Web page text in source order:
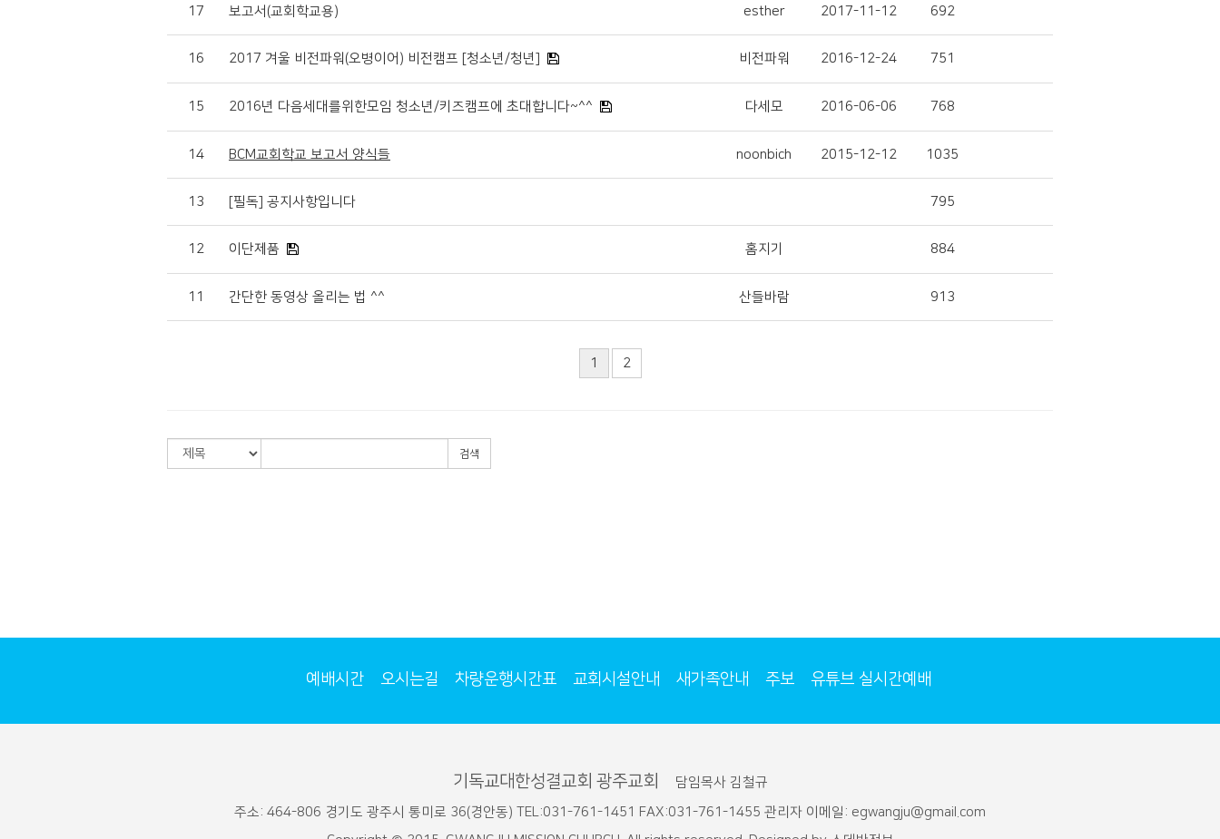
17 보고서(교회학교용) esther 2017-11-12 692
16 2017 겨울 비전파워(오병이어) 비전캠프 [청소년/청년] 비전파워 2016-12-24 751
15 2016년 다음세대를위한모임 청소년/키즈캠프에 초대합니다~^^ 다세모 2016-06-06 768
14 BCM교회학교 보고서 양식들 noonbich 2015-12-12 1035
13 [필독] 공지사항입니다 795
12 이단제품 홈지기 884
11 간단한 동영상 올리는 법 ^^ 산들바람 913
1 2
검색
예배시간 오시는길 차량운행시간표 교회시설안내 새가족안내 주보 유튜브 실시간예배
기독교대한성결교회 광주교회
담임목사 김철규
주소: 464-806 경기도 광주시 통미로 36(경안동) TEL:031-761-1451 FAX:031-761-1455 관리자 이메일: egwangju@gmail.com